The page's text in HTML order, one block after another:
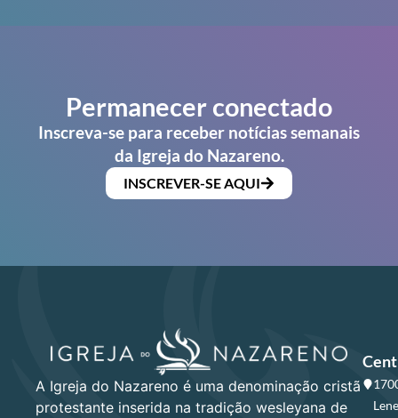
Permanecer conectado
Inscreva-se para receber notícias semanais
da Igreja do Nazareno.
INSCREVER-SE AQUI
A Igreja do Nazareno é uma denominação cristã
protestante inserida na tradição wesleyana de